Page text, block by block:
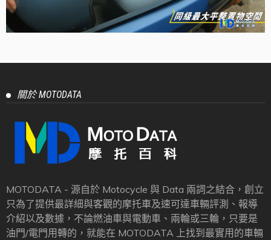
關於 MOTODATA
MOTODATA - 源自於 Motocycle 與 Data 兩詞之結合，創立
只為了提供最詳細與客觀的摩托車及速可達車輛評測、報導
介紹以及數據，不論燃油車與電動車、兩輪或三輪，只要是
油門/電門用轉的，就能在 MOTODATA 上找到最實用的車輛